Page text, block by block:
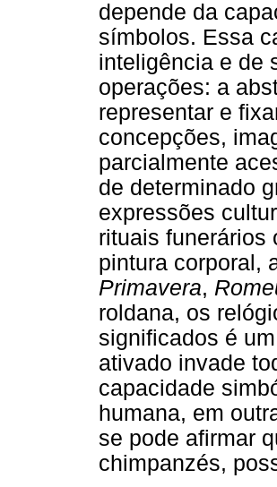
depende da
símbolos. Essa
inteligência e de
operações: a
representar e
concepções,
parcialmente
de determinado
expressões
rituais funerários
pintura corporal,
Primavera,
roldana, os
significados é
ativado invade
capacidade
humana, em
se pode afirmar
chimpanzés,